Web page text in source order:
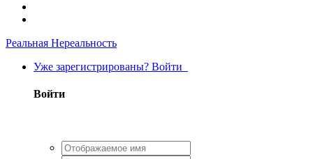
Реальная Нереальность
Уже зарегистрированы? Войти
Войти